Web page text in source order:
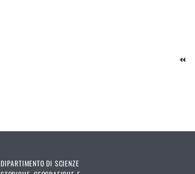
DIPARTIMENTO DI SCIENZE